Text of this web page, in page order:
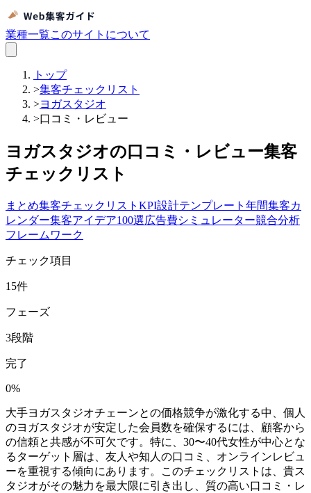
業種一覧このサイトについて
トップ
>集客チェックリスト
>ヨガスタジオ
>口コミ・レビュー
ヨガスタジオの口コミ・レビュー集客
チェックリスト
まとめ集客チェックリスト KPI設計テンプレート 年間集客カ
レンダー集客アイデア100選広告費シミュレーター競合分析
フレームワーク
チェック項目
15件
フェーズ
3段階
完了
0%
大手ヨガスタジオチェーンとの価格競争が激化する中、個人
のヨガスタジオが安定した会員数を確保するには、顧客から
の信頼と共感が不可欠です。特に、30〜40代女性が中心とな
るターゲット層は、友人や知人の口コミ、オンラインレビュ
ーを重視する傾向にあります。このチェックリストは、貴ス
タジオがその魅力を最大限に引き出し、質の高い口コミ・レ